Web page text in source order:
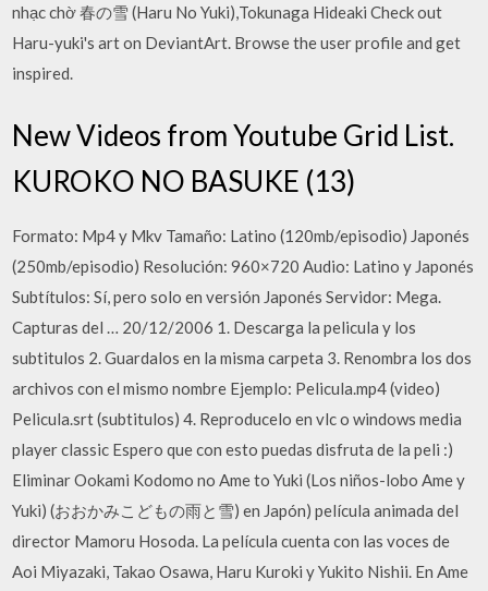
nhạc chờ 春の雪 (Haru No Yuki),Tokunaga Hideaki Check out
Haru-yuki's art on DeviantArt. Browse the user profile and get
inspired.
New Videos from Youtube Grid List.
KUROKO NO BASUKE (13)
Formato: Mp4 y Mkv Tamaño: Latino (120mb/episodio) Japonés
(250mb/episodio) Resolución: 960×720 Audio: Latino y Japonés
Subtítulos: Sí, pero solo en versión Japonés Servidor: Mega.
Capturas del … 20/12/2006 1. Descarga la pelicula y los
subtitulos 2. Guardalos en la misma carpeta 3. Renombra los dos
archivos con el mismo nombre Ejemplo: Pelicula.mp4 (video)
Pelicula.srt (subtitulos) 4. Reproducelo en vlc o windows media
player classic Espero que con esto puedas disfruta de la peli :)
Eliminar Ookami Kodomo no Ame to Yuki (Los niños-lobo Ame y
Yuki) (おおかみこどもの雨と雪) en Japón) película animada del
director Mamoru Hosoda. La película cuenta con las voces de
Aoi Miyazaki, Takao Osawa, Haru Kuroki y Yukito Nishii. En Ame